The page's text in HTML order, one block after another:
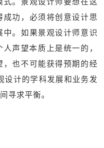
式。景观设计师要想在这
功，必须将创意设计思
。如果景观设计师意识
声望本质上是统一的，
，也不可能获得预期的经
设计的学科发展和业务发
寻求平衡。